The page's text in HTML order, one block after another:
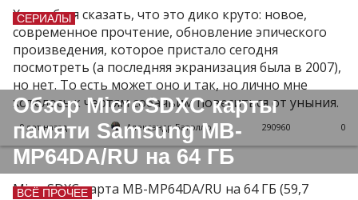
СЕРИАЛЫ
Хотел бы я сказать, что это дико круто: новое,
современное прочтение, обновление эпического
произведения, которое пристало сегодня
посмотреть (а последняя экранизация была в 2007),
но нет. То есть может оно и так, но лично мне
хотелось к чертям собачьим повеситься от уныния.
9 лет назад Александр Батолло 290960 0
Обзор MicroSDXC карты
памяти Samsung MB-
MP64DA/RU на 64 ГБ
ВСЁ ПРОЧЕЕ
MicroSDXC карта MB-MP64DA/RU на 64 ГБ (59,7